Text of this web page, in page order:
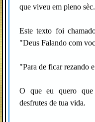
que viveu em pleno
Este texto foi
"Deus Falando com
"Para de ficar rezando
O que eu quero que
desfrutes de tua vida.